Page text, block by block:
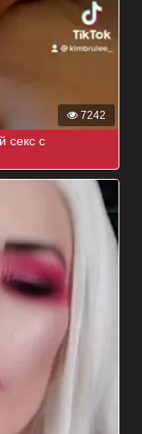
7242
секс с